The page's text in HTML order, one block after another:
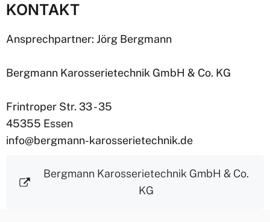
KONTAKT
Ansprechpartner: Jörg Bergmann
Bergmann Karosserietechnik GmbH & Co. KG
Frintroper Str. 33 - 35
45355 Essen
info@bergmann-karosserietechnik.de
Bergmann Karosserietechnik GmbH & Co.
KG